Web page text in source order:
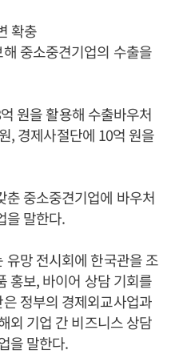
확충
중소중견기업의 수출을
원을 활용해 수출바우처
, 경제사절단에 10억 원을
중소중견기업에 바우처
을 말한다.
망 전시회에 한국관을 조
홍보, 바이어 상담 기회를
정부의 경제외교사업과
외 기업 간 비즈니스 상담
을 말한다.